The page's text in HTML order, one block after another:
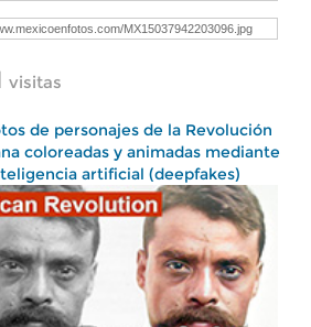
visitas
de personajes de la Revolución
coloreadas y animadas mediante
artificial (deepfakes)